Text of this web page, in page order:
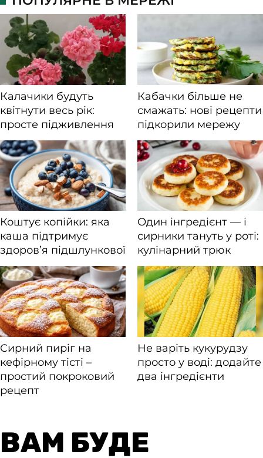
ВАМ БУДЕ